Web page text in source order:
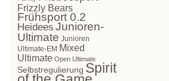
Frizzly Bears
Frühsport 0.2
Heidees Junioren-
Ultimate Junioren
Ultimate-EM Mixed
Ultimate Open Ultimate
Selbstregulierung Spirit